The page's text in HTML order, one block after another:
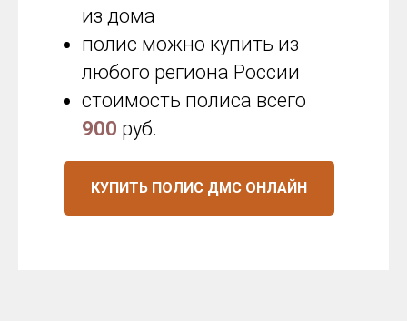
из дома
полис можно купить из
любого региона России
стоимость полиса всего
900 руб.
КУПИТЬ ПОЛИС ДМС ОНЛАЙН